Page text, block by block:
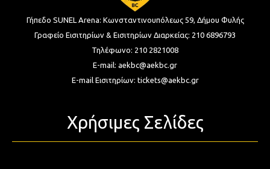
Γήπεδο SUNEL Arena: Κωνσταντινουπόλεως 59, Δήμου Φυλής
Γραφείο Εισιτηρίων & Εισιτηρίων Διαρκείας: 210 6896793
Τηλέφωνο: 210 2821008
E-mail: aekbc@aekbc.gr
E-mail Εισιτηρίων: tickets@aekbc.gr
Χρήσιμες Σελίδες